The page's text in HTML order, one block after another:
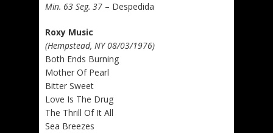
Min. 63 Seg. 37 – Despedida
Roxy Music
(Hempstead, NY 08/03/1976)
Both Ends Burning
Mother Of Pearl
Bitter Sweet
Love Is The Drug
The Thrill Of It All
Sea Breezes